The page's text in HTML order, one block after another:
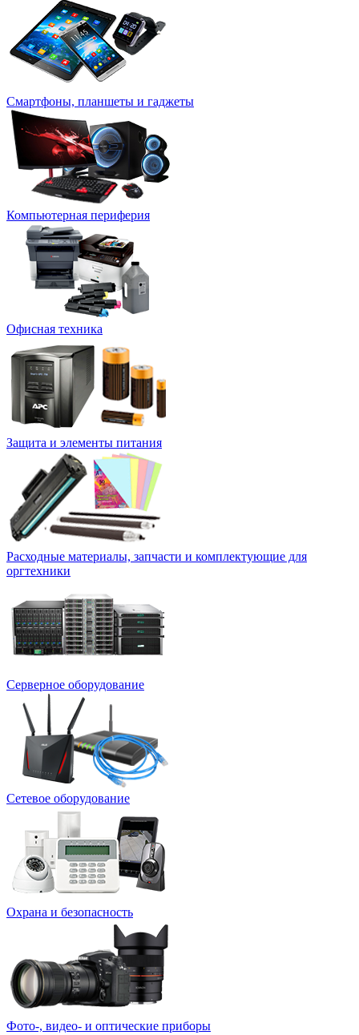
Смартфоны, планшеты и гаджеты
Компьютерная периферия
Офисная техника
Защита и элементы питания
Расходные материалы, запчасти и комплектующие для
оргтехники
Серверное оборудование
Сетевое оборудование
Охрана и безопасность
Фото-, видео- и оптические приборы